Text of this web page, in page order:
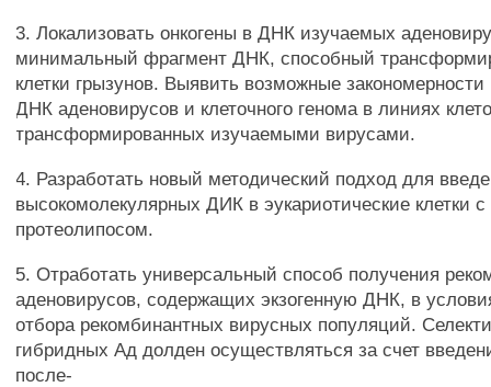
3. Локализовать онкогены в ДНК изучаемых
минимальный фрагмент ДНК, способный
клетки грызунов. Выявить возможные
ДНК аденовирусов и клеточного генома в линиях
трансформированных изучаемыми вирусами.
4. Разработать новый методический подход для
высокомолекулярных ДИК в эукариотические клетки
протеолипосом.
5. Отработать универсальный способ получения
аденовирусов, содержащих экзогенную ДНК, в
отбора рекомбинантных вирусных популяций.
гибридных Ад долден осуществляться за счет
после-